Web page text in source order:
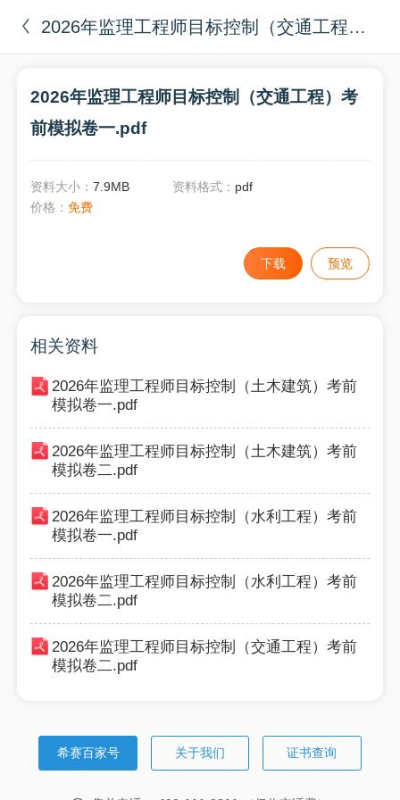
2026年监理工程师目标控制（交通工程）考前模拟卷一.pdf
2026年监理工程师目标控制（交通工程）考
前模拟卷一.pdf
资料大小：7.9MB 资料格式： pdf
价格：免费
下载 预览
相关资料
2026年监理工程师目标控制（土木建筑）考前
模拟卷一.pdf
2026年监理工程师目标控制（土木建筑）考前
模拟卷二.pdf
2026年监理工程师目标控制（水利工程）考前
模拟卷一.pdf
2026年监理工程师目标控制（水利工程）考前
模拟卷二.pdf
2026年监理工程师目标控制（交通工程）考前
模拟卷二.pdf
希赛百家号 关于我们 证书查询